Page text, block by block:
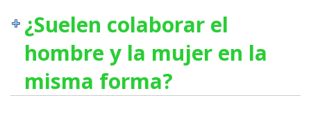
¿Suelen colaborar el
hombre y la mujer en la
misma forma?